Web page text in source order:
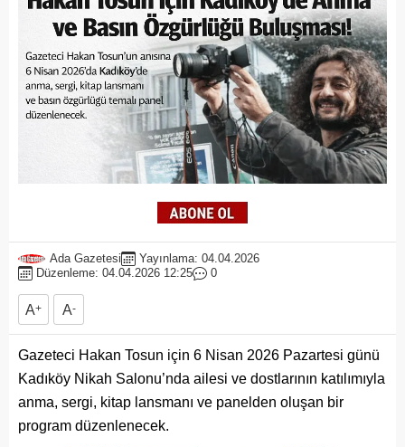
Ada Gazetesi
Yayınlama: 04.04.2026
Düzenleme: 04.04.2026 12:25
0
A+ A-
Gazeteci Hakan Tosun için 6 Nisan 2026 Pazartesi günü
Kadıköy Nikah Salonu’nda ailesi ve dostlarının katılımıyla
anma, sergi, kitap lansmanı ve panelden oluşan bir
program düzenlenecek.